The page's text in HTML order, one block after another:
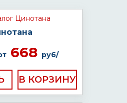
668 руб/